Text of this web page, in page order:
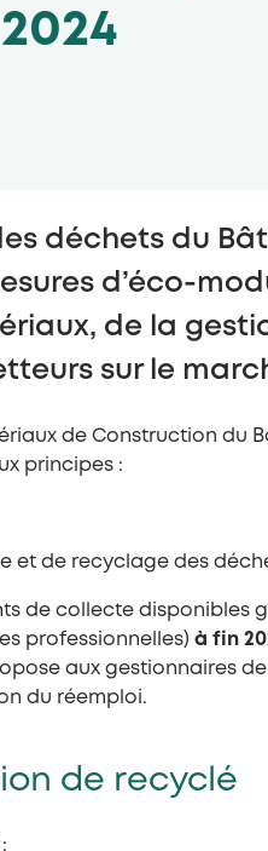
déchets du
d’éco-
de la
sur le
de Construction du
principes :
et de recyclage des
de collecte disponibles
professionnelles) à fin
aux gestionnaires
du réemploi.
de recyclé